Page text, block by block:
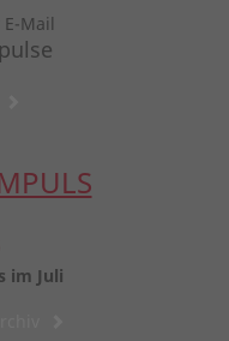
Mail
im Juli